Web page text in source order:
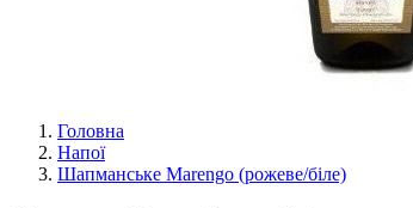
Головна
Напої
Шапманське Marengo (рожеве/біле)